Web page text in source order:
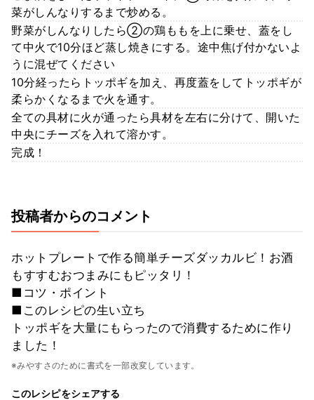
菜がしんなりするまで炒める。
野菜がしんなりしたら②の鶏ももを上に乗せ、蓋をし
て中火で10分ほど蒸し焼きにする。途中焦げ付かないよ
うに混ぜてください
10分経ったらトッポギを加え、再度蓋をしてトッポギが
柔らかくなるまで火を通す。
全ての具材に火が通ったら具材を左右に分けて、開いた
中央にチーズを入れて溶かす。
完成！
投稿者からのコメント
ホットプレートで作る簡単チーズダッカルビ！お酒
もすすむおつまみにもピッタリ！
■コツ・ポイント
■このレシピの生い立ち
トッポギを大量にもらったので消費するために作り
ました！
※みやすさのために書式を一部改変しています。
このレシピをシェアする